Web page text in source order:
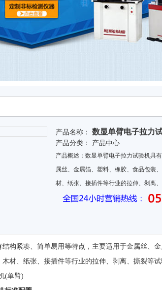
产品名称： 数显单臂电子拉力
产品分类： 产品中心
产品概述：数显单臂电子拉力试验机具
属丝、金属箔、塑料、橡胶、食品包装
材、纸张、接插件等行业的拉伸、剥离
、简单易用等特点，主要适用于金属丝、金属箔
木材、纸张、接插件等行业的拉伸、剥离、撕裂等试验